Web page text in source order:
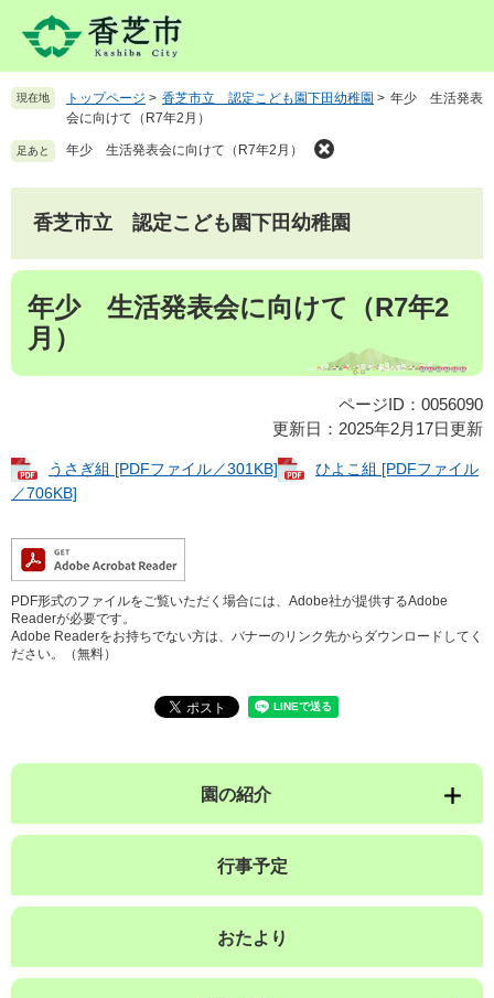
先を 現在地 トップページ > 香芝市立 認定こども園下田幼稚園 > 年少 生活発表
会に向けて（R7年2月）
足あと 年少 生活発表会に向けて（R7年2月）
香芝市立 認定こども園下田幼稚園
本
年少 生活発表会に向けて（R7年2
月）
ページID：0056090
更新日：2025年2月17日更新
うさぎ組 [PDFファイル／301KB]
ひよこ組 [PDFファイル
／706KB]
PDF形式のファイルをご覧いただく場合には、Adobe社が提供するAdobe
Readerが必要です。
Adobe Readerをお持ちでない方は、バナーのリンク先からダウンロードしてく
ださい。（無料）
園の紹介
行事予定
おたより